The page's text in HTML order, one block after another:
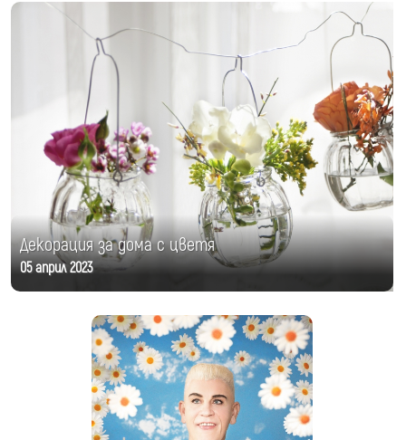
Декорация за дома с цветя
05 април 2023